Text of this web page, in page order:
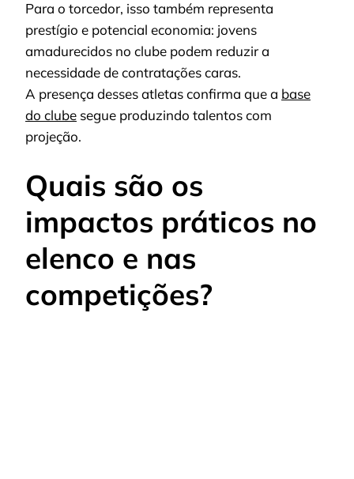
Para o torcedor, isso também representa
prestígio e potencial economia: jovens
amadurecidos no clube podem reduzir a
necessidade de contratações caras.
A presença desses atletas confirma que a base
do clube segue produzindo talentos com
projeção.
Quais são os
impactos práticos no
elenco e nas
competições?